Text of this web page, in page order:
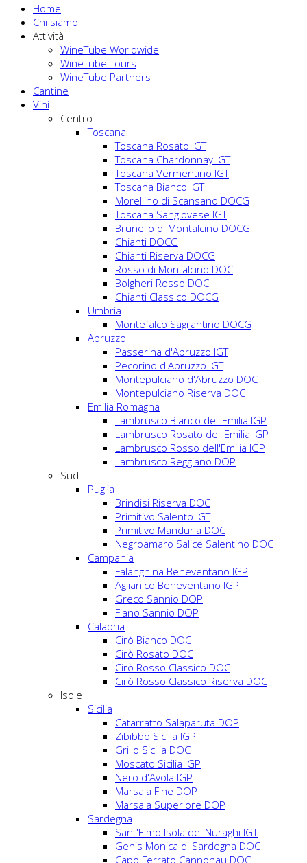
Home
Chi siamo
Attività
WineTube Worldwide
WineTube Tours
WineTube Partners
Cantine
Vini
Centro
Toscana
Toscana Rosato IGT
Toscana Chardonnay IGT
Toscana Vermentino IGT
Toscana Bianco IGT
Morellino di Scansano DOCG
Toscana Sangiovese IGT
Brunello di Montalcino DOCG
Chianti DOCG
Chianti Riserva DOCG
Rosso di Montalcino DOC
Bolgheri Rosso DOC
Chianti Classico DOCG
Umbria
Montefalco Sagrantino DOCG
Abruzzo
Passerina d'Abruzzo IGT
Pecorino d'Abruzzo IGT
Montepulciano d'Abruzzo DOC
Montepulciano Riserva DOC
Emilia Romagna
Lambrusco Bianco dell'Emilia IGP
Lambrusco Rosato dell'Emilia IGP
Lambrusco Rosso dell'Emilia IGP
Lambrusco Reggiano DOP
Sud
Puglia
Brindisi Riserva DOC
Primitivo Salento IGT
Primitivo Manduria DOC
Negroamaro Salice Salentino DOC
Campania
Falanghina Beneventano IGP
Aglianico Beneventano IGP
Greco Sannio DOP
Fiano Sannio DOP
Calabria
Cirò Bianco DOC
Cirò Rosato DOC
Cirò Rosso Classico DOC
Cirò Rosso Classico Riserva DOC
Isole
Sicilia
Catarratto Salaparuta DOP
Zibibbo Sicilia IGP
Grillo Sicilia DOC
Moscato Sicilia IGP
Nero d'Avola IGP
Marsala Fine DOP
Marsala Superiore DOP
Sardegna
Sant'Elmo Isola dei Nuraghi IGT
Genis Monica di Sardegna DOC
Capo Ferrato Cannonau DOC